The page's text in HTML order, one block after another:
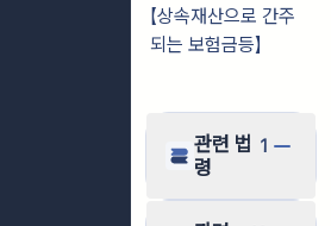
【상속재산으로 간주
되는 보험금등】
관련 법
령
1